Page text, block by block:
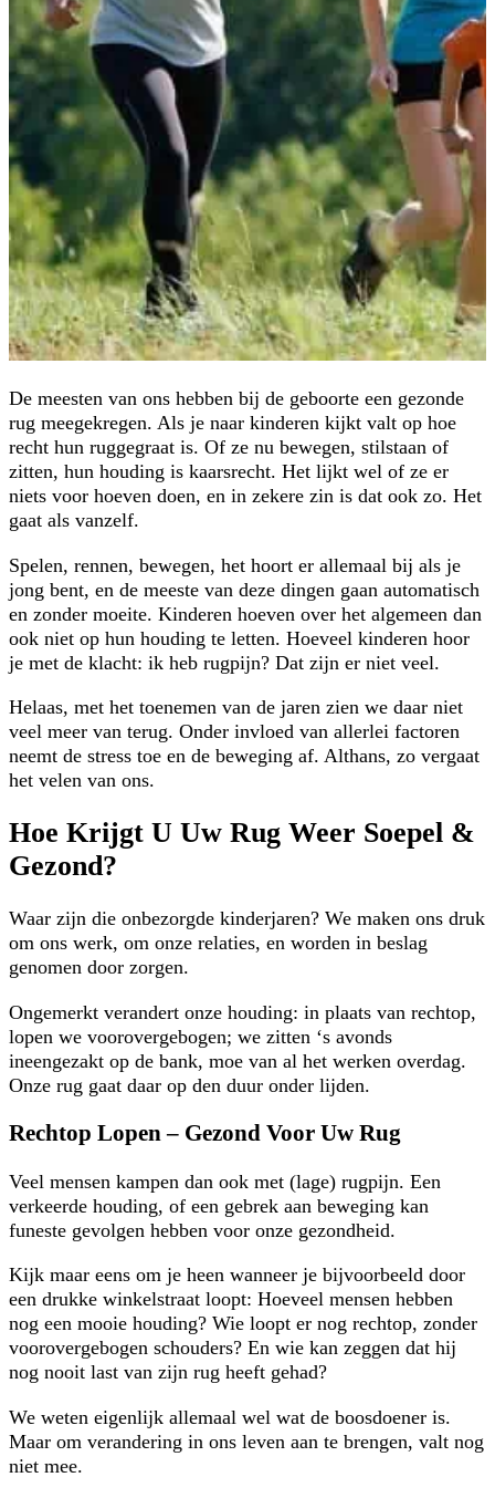
De meesten van ons hebben bij de geboorte een gezonde
rug meegekregen. Als je naar kinderen kijkt valt op hoe
recht hun ruggegraat is. Of ze nu bewegen, stilstaan of
zitten, hun houding is kaarsrecht. Het lijkt wel of ze er
niets voor hoeven doen, en in zekere zin is dat ook zo. Het
gaat als vanzelf.
Spelen, rennen, bewegen, het hoort er allemaal bij als je
jong bent, en de meeste van deze dingen gaan automatisch
en zonder moeite. Kinderen hoeven over het algemeen dan
ook niet op hun houding te letten. Hoeveel kinderen hoor
je met de klacht: ik heb rugpijn? Dat zijn er niet veel.
Helaas, met het toenemen van de jaren zien we daar niet
veel meer van terug. Onder invloed van allerlei factoren
neemt de stress toe en de beweging af. Althans, zo vergaat
het velen van ons.
Hoe Krijgt U Uw Rug Weer Soepel &
Gezond?
Waar zijn die onbezorgde kinderjaren? We maken ons druk
om ons werk, om onze relaties, en worden in beslag
genomen door zorgen.
Ongemerkt verandert onze houding: in plaats van rechtop,
lopen we voorovergebogen; we zitten ‘s avonds
ineengezakt op de bank, moe van al het werken overdag.
Onze rug gaat daar op den duur onder lijden.
Rechtop Lopen – Gezond Voor Uw Rug
Veel mensen kampen dan ook met (lage) rugpijn. Een
verkeerde houding, of een gebrek aan beweging kan
funeste gevolgen hebben voor onze gezondheid.
Kijk maar eens om je heen wanneer je bijvoorbeeld door
een drukke winkelstraat loopt: Hoeveel mensen hebben
nog een mooie houding? Wie loopt er nog rechtop, zonder
voorovergebogen schouders? En wie kan zeggen dat hij
nog nooit last van zijn rug heeft gehad?
We weten eigenlijk allemaal wel wat de boosdoener is.
Maar om verandering in ons leven aan te brengen, valt nog
niet mee.